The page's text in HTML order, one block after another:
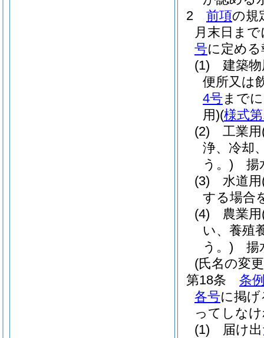
2
前項の規
月末日ま
号に定め
(1)
建築
便所又は
4号まで
用)(様式
(2)
工業用
浄、冷却
う。) 揚
(3)
水道用
する場合
(4)
農業用
い、養殖
う。) 揚
(氏名の変
第18条
条
各号に掲
ってしな
(1)
届け